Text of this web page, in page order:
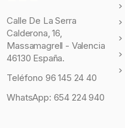
Calle De La Serra
Calderona, 16,
Massamagrell - Valencia
46130 España.
Teléfono 96 145 24 40
WhatsApp: 654 224 940